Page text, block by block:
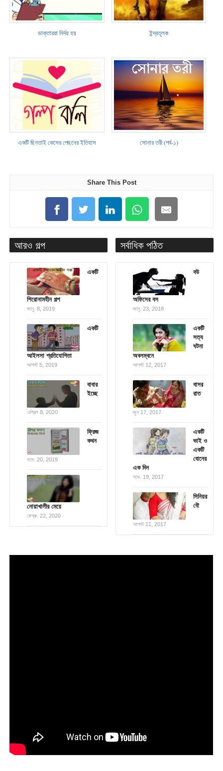
ডাক্তাররা নির্দয় হয় ইন্দ্রতূলক
একটি ছিনতাই কেসের পেছনের ইতিহাস সোনার তরী (পর্ব-১)
Share This Post
আরও গল্প
একটি
শিরোনামহীন গল্প
জানু. 8, 2019
একটি
আইলসা প্রতিযোগিতা
আগস্ট 5, 2019
বাবার
ইচ্ছে
এপ্রিল 8, 2020
ফ্রিজ
কথন
নভে. 20, 2019
নোয়াখালীর মেয়ে
ফেব্রু. 22, 2020
সর্বাধিক পঠিত
বউ
অফিসের বস
জানু. 23, 2018
একটি
সত্য
ঘটনা
অবলম্বনে
আগস্ট 12, 2017
বাসর
রাত
জুন 17, 2017
একটি
ভাই ও
একটি
বোনের
এক দিন
নভে. 19, 2017
সিনিয়র
বৌ
আগস্ট 11, 2017